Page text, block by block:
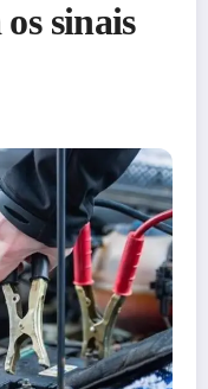
sinais